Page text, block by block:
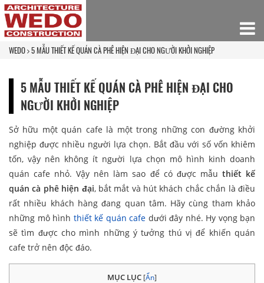
WEDO 5 MẪU THIẾT KẾ QUÁN CÀ PHÊ HIỆN ĐẠI CHO NGƯỜI KHỞI NGHIỆP
5 MẪU THIẾT KẾ QUÁN CÀ PHÊ HIỆN ĐẠI CHO
NGƯỜI KHỞI NGHIỆP
Sở hữu một quán cafe là một trong những con đường khởi
nghiệp được nhiều người lựa chọn. Bắt đầu với số vốn khiêm
tốn, vậy nên không ít người lựa chọn mô hình kinh doanh
quán cafe nhỏ. Vậy nên làm sao để có được mẫu thiết kế
quán cà phê hiện đại, bắt mắt và hút khách chắc chắn là điều
rất nhiều khách hàng đang quan tâm. Hãy cùng tham khảo
những mô hình thiết kế quán cafe dưới đây nhé. Hy vọng bạn
sẽ tìm được cho mình những ý tưởng thú vị để khiến quán
cafe trở nên độc đáo.
MỤC LỤC [Ẩn]